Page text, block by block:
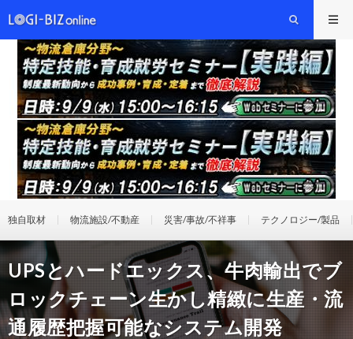
独自取材 物流施設/不動産 災害/事故/不祥事 テクノロジー/製品
UPSとハードエックス、牛肉輸出でブ
ロックチェーン生かし精緻に生産・流
通履歴把握可能なシステム開発